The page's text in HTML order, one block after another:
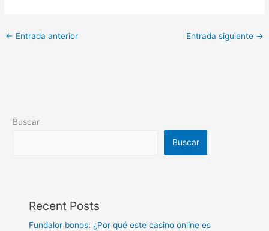
← Entrada anterior Entrada siguiente →
Buscar
Buscar
Recent Posts
Fundalor bonos: ¿Por qué este casino online es